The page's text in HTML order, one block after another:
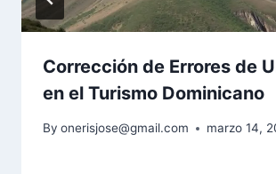
Corrección de Errores de
en el Turismo Dominicano
By onerisjose@gmail.com marzo 14,